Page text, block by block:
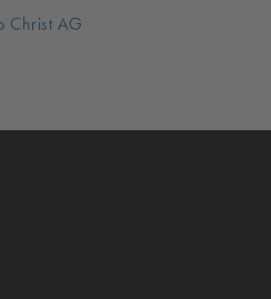
Christ AG